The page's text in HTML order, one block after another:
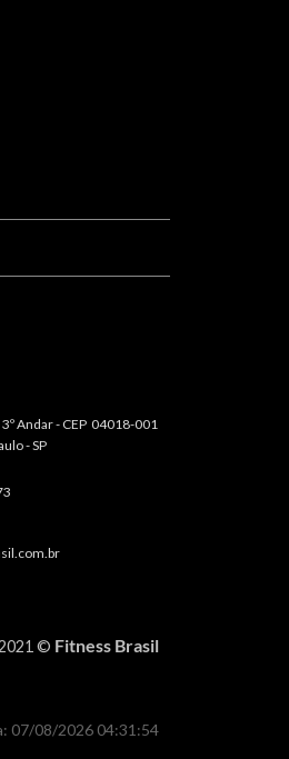
Andar - CEP 04018-001
- SP
© Fitness Brasil
07/08/2026 04:31:54